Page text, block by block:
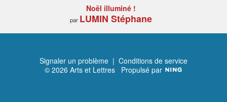
Noël illuminé !
par LUMIN Stéphane
Signaler un problème | Conditions de service
© 2026 Arts et Lettres Propulsé par